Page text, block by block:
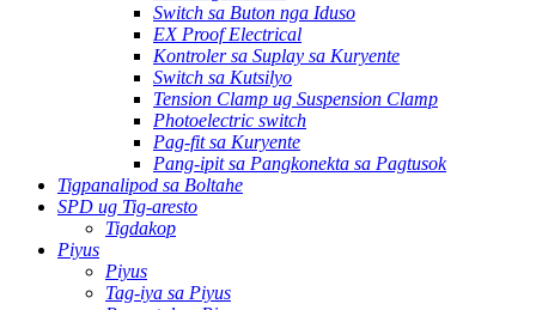
Switch sa Buton nga Iduso
EX Proof Electrical
Kontroler sa Suplay sa Kuryente
Switch sa Kutsilyo
Tension Clamp ug Suspension Clamp
Photoelectric switch
Pag-fit sa Kuryente
Pang-ipit sa Pangkonekta sa Pagtusok
Tigpanalipod sa Boltahe
SPD ug Tig-aresto
Tigdakop
Piyus
Piyus
Tag-iya sa Piyus